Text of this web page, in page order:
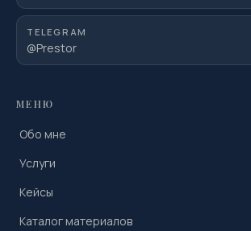
TELEGRAM
@Prestor
МЕНЮ
Обо мне
Услуги
Кейсы
Каталог материалов